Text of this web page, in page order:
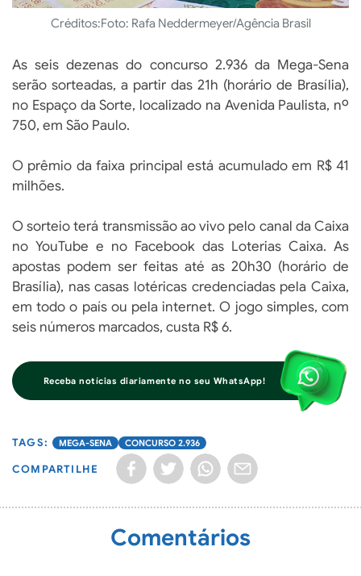
Créditos:Foto: Rafa Neddermeyer/Agência Brasil
As seis dezenas do concurso 2.936 da Mega-Sena
serão sorteadas, a partir das 21h (horário de Brasília),
no Espaço da Sorte, localizado na Avenida Paulista, nº
750, em São Paulo.
O prêmio da faixa principal está acumulado em R$ 41
milhões.
O sorteio terá transmissão ao vivo pelo canal da Caixa
no YouTube e no Facebook das Loterias Caixa. As
apostas podem ser feitas até as 20h30 (horário de
Brasília), nas casas lotéricas credenciadas pela Caixa,
em todo o país ou pela internet. O jogo simples, com
seis números marcados, custa R$ 6.
Receba notícias diariamente no seu WhatsApp!
MEGA-SENA CONCURSO 2.936
COMPARTILHE
Comentários